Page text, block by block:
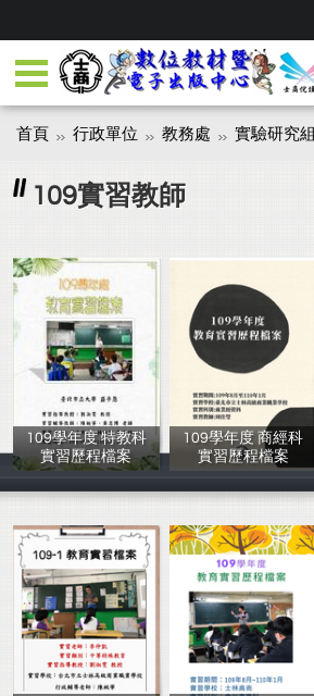
首頁 行政單位 教務處 實驗研究組
109實習教師
109學年度 特教科
實習歷程檔案
盛子恩
109學年度 商經科
實習歷程檔案
周佳瑩